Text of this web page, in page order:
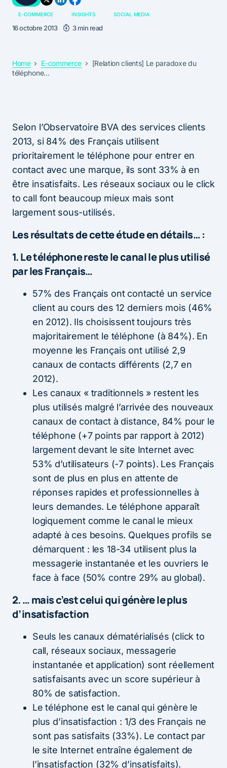
E-COMMERCE INSIGHTS SOCIAL MEDIA
16 octobre 2013 3 min read
Home E-commerce
[Relation clients] Le paradoxe du
téléphone…
Selon l’Observatoire BVA des services clients
2013, si 84% des Français utilisent
prioritairement le téléphone pour entrer en
contact avec une marque, ils sont 33% à en
être insatisfaits. Les réseaux sociaux ou le click
to call font beaucoup mieux mais sont
largement sous-utilisés.
Les résultats de cette étude en détails… :
1. Le téléphone reste le canal le plus utilisé
par les Français…
57% des Français ont contacté un service
client au cours des 12 derniers mois (46%
en 2012). Ils choisissent toujours très
majoritairement le téléphone (à 84%). En
moyenne les Français ont utilisé 2,9
canaux de contacts différents (2,7 en
2012).
Les canaux « traditionnels » restent les
plus utilisés malgré l’arrivée des nouveaux
canaux de contact à distance, 84% pour le
téléphone (+7 points par rapport à 2012)
largement devant le site Internet avec
53% d’utilisateurs (-7 points). Les Français
sont de plus en plus en attente de
réponses rapides et professionnelles à
leurs demandes. Le téléphone apparaît
logiquement comme le canal le mieux
adapté à ces besoins. Quelques profils se
démarquent : les 18-34 utilisent plus la
messagerie instantanée et les ouvriers le
face à face (50% contre 29% au global).
2. … mais c’est celui qui génère le plus
d’insatisfaction
Seuls les canaux dématérialisés (click to
call, réseaux sociaux, messagerie
instantanée et application) sont réellement
satisfaisants avec un score supérieur à
80% de satisfaction.
Le téléphone est le canal qui génère le
plus d’insatisfaction : 1/3 des Français ne
sont pas satisfaits (33%). Le contact par
le site Internet entraîne également de
l’insatisfaction (32% d’insatisfaits).